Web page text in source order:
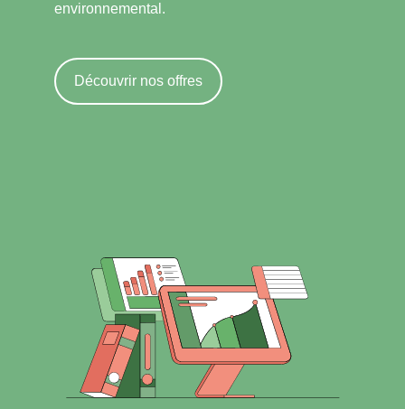
environnemental.
Découvrir nos offres